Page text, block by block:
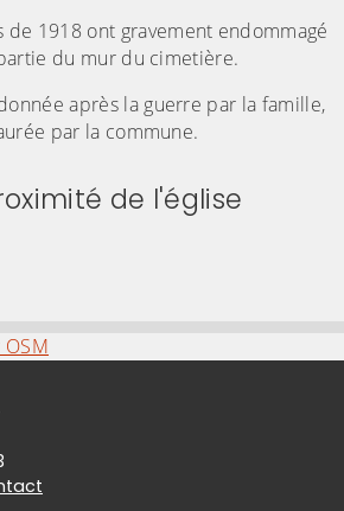
1918 ont gravement endommagé
du mur du cimetière.
après la guerre par la famille,
par la commune.
de l'église
ci-après et aller au
contact